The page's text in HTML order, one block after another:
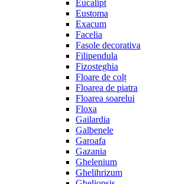
Eucalipt
Eustoma
Exacum
Facelia
Fasole decorativa
Filipendula
Fizosteghia
Floare de colț
Floarea de piatra
Floarea soarelui
Floxa
Gailardia
Galbenele
Garoafa
Gazania
Ghelenium
Ghelihrizum